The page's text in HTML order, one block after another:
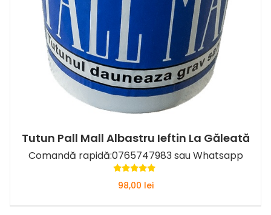
Tutun Pall Mall Albastru Ieftin La Găleată
Comandă rapidă:0765747983sauWhatsapp
5.00
98,00 lei